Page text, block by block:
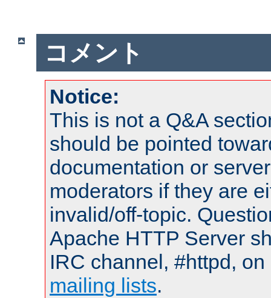
コメント
Notice:
This is not a Q&A
should be pointed
documentation or
moderators if they are
invalid/off-topic.
Apache HTTP Server
IRC channel, #httpd,
mailing lists.